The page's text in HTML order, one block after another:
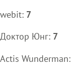
webit: 7
Доктор Юнг: 7
Actis Wunderman: